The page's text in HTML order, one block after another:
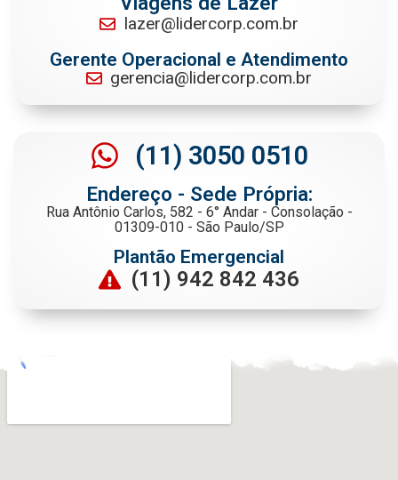
lazer@lidercorp.com.br
Gerente Operacional e Atendimento
gerencia@lidercorp.com.br
(11) 3050 0510
Endereço - Sede Própria:
Rua Antônio Carlos, 582 - 6° Andar - Consolação -
01309-010 - São Paulo/SP
Plantão Emergencial
(11) 942 842 436